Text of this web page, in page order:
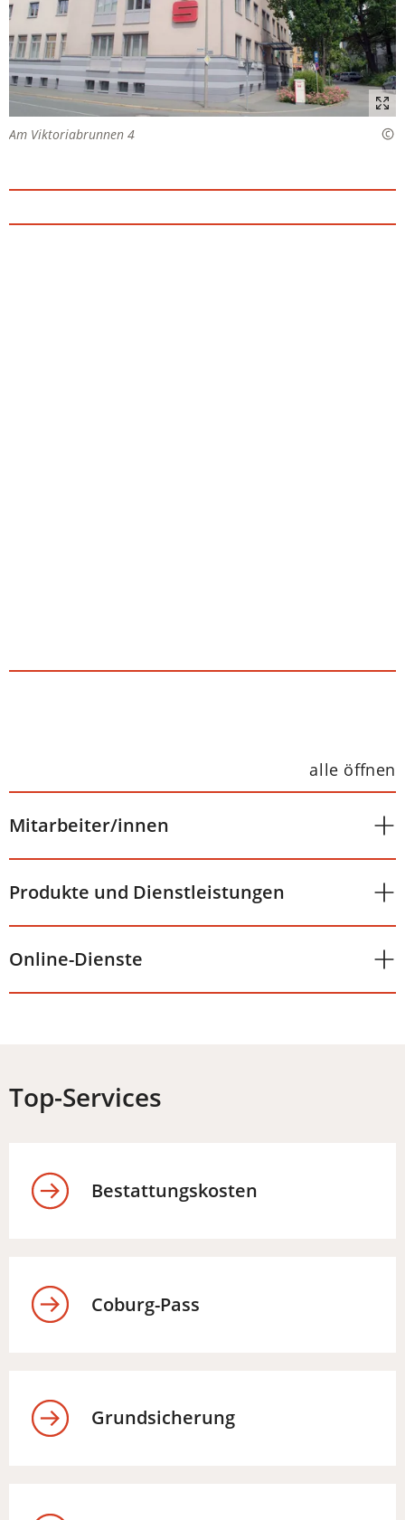
Am Viktoriabrunnen 4
alle öffnen
Mitarbeiter/innen
Produkte und Dienstleistungen
Online-Dienste
Top-Services
Bestattungskosten
Coburg-Pass
Grundsicherung